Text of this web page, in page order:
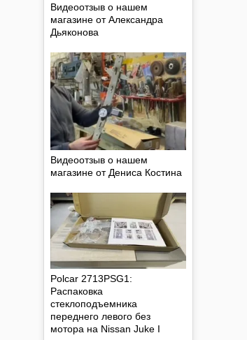
Видеоотзыв о нашем
магазине от Александра
Дьяконова
Видеоотзыв о нашем
магазине от Дениса Костина
Polcar 2713PSG1:
Распаковка
стеклоподъемника
переднего левого без
мотора на Nissan Juke I